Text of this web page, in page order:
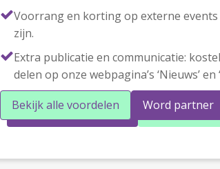
Voorrang en korting op externe
zijn.
Extra publicatie en communicatie:
delen op onze webpagina’s ‘Nieuws’ en
Bekijk alle voordelen
Word partner